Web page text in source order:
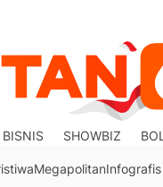
BISNIS SHOWBIZ
MegapolitanInfografis